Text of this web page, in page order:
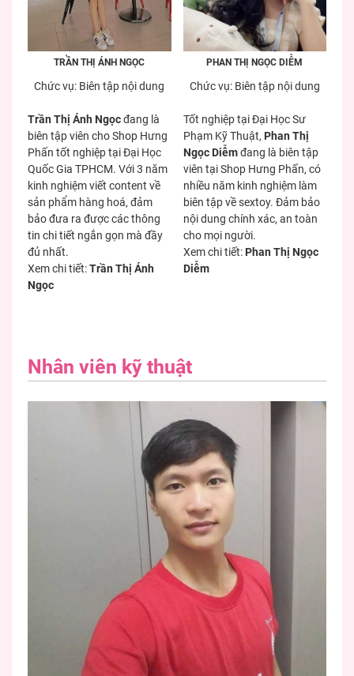
TRẦN THỊ ÁNH NGỌC
Chức vụ: Biên tập nội dung
Trần Thị Ánh Ngọcđang là
biên tập viên cho Shop Hưng
Phấn tốt nghiệp tại Đại Học
Quốc Gia TPHCM. Với 3 năm
kinh nghiệm viết content về
sản phẩm hàng hoá, đảm
bảo đưa ra được các thông
tin chi tiết ngắn gọn mà đầy
đủ nhất.
Xem chi tiết:Trần Thị Ánh
Ngọc
PHAN THỊ NGỌC DIỄM
Chức vụ: Biên tập nội dung
Tốt nghiệp tại Đại Học Sư
Phạm Kỹ Thuật, Phan Thị
Ngọc Diễmđang là biên tập
viên tại Shop Hưng Phấn, có
nhiều năm kinh nghiệm làm
biên tập về sextoy. Đảm bảo
nội dung chính xác, an toàn
cho mọi người.
Xem chi tiết: Phan Thị Ngọc
Diễm
Nhân viên kỹ thuật